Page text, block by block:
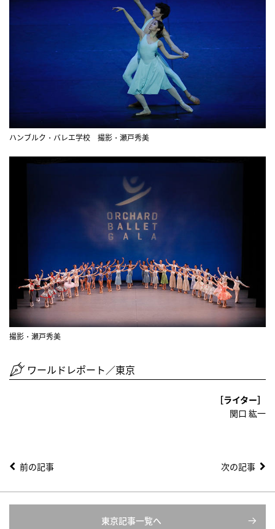
ハンブルク・バレエ学校 撮影・瀬戸秀美
撮影・瀬戸秀美
ワールドレポート／東京
［ライター］
関口 紘一
前の記事 次の記事
東京記事一覧へ